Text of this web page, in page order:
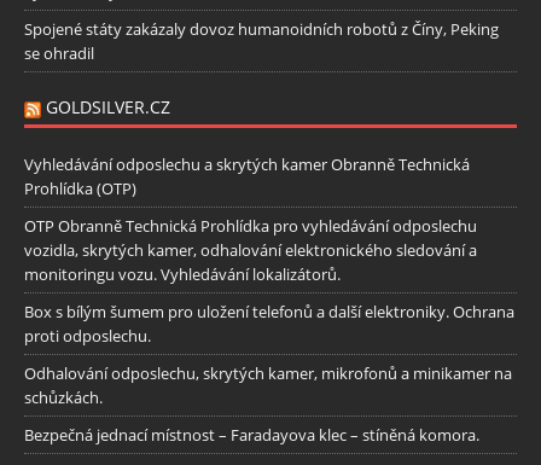
Spojené státy zakázaly dovoz humanoidních robotů z Číny, Peking
se ohradil
GOLDSILVER.CZ
Vyhledávání odposlechu a skrytých kamer Obranně Technická
Prohlídka (OTP)
OTP Obranně Technická Prohlídka pro vyhledávání odposlechu
vozidla, skrytých kamer, odhalování elektronického sledování a
monitoringu vozu. Vyhledávání lokalizátorů.
Box s bílým šumem pro uložení telefonů a další elektroniky. Ochrana
proti odposlechu.
Odhalování odposlechu, skrytých kamer, mikrofonů a minikamer na
schůzkách.
Bezpečná jednací místnost – Faradayova klec – stíněná komora.